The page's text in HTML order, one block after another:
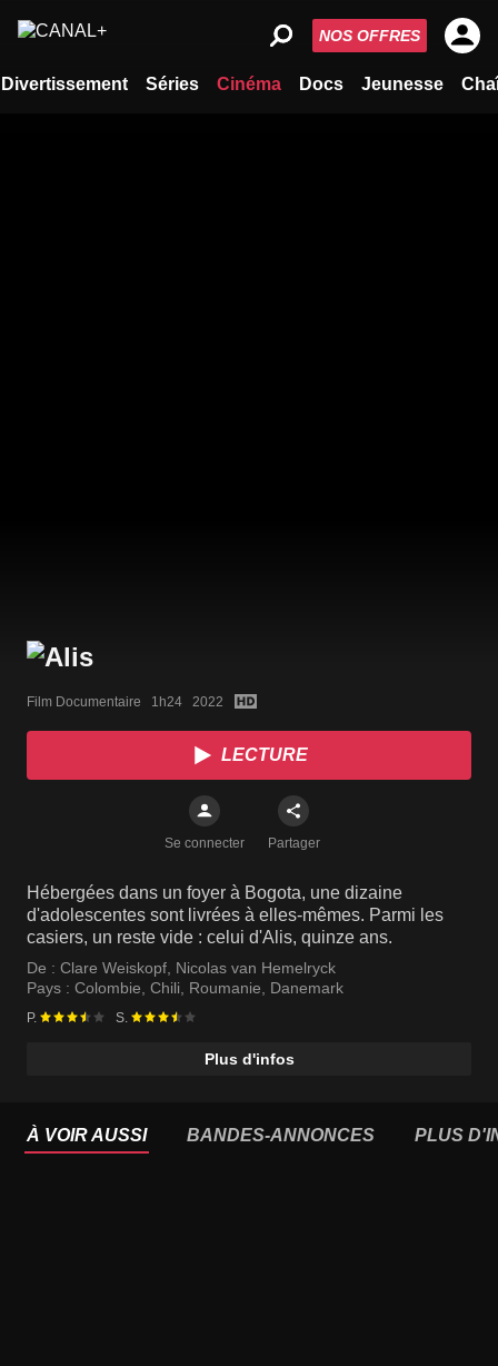
Divertissement Séries Cinéma Docs Jeunesse
NOS OFFRES
Film Documentaire   1h24   2022
LECTURE
Se connecter Partager
Hébergées dans un foyer à Bogota, une dizaine
d'adolescentes sont livrées à elles-mêmes. Parmi les
casiers, un reste vide : celui d'Alis, quinze ans.
De : Clare Weiskopf, Nicolas van Hemelryck
Pays : Colombie, Chili, Roumanie, Danemark
P. S.
Plus d'infos
À VOIR AUSSI BANDES-ANNONCES PLUS